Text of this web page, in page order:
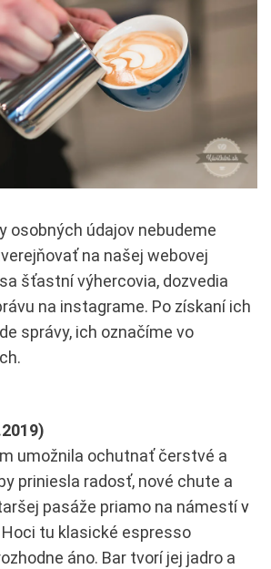
osobných údajov nebudeme
na našej webovej
šťastní výhercovia, dozvedia
na instagrame. Po získaní ich
správy, ich označíme vo
umožnila ochutnať čerstvé a
priniesla radosť, nové chute a
pasáže priamo na námestív
Hoci tu klasické espresso
áno. Bar tvorí jej jadro a